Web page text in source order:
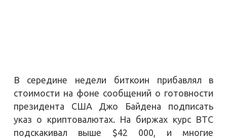
В середине недели биткоин прибавлял в
стоимости на фоне сообщений о готовности
президента США Джо Байдена подписать
указ о криптовалютах. На биржах курс BTC
подскакивал выше $42 000, и многие